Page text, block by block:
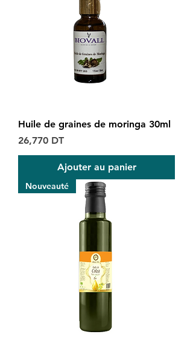
Huile de graines de moringa 30ml
Prix
26,770 DT
Ajouter au panier
Nouveauté